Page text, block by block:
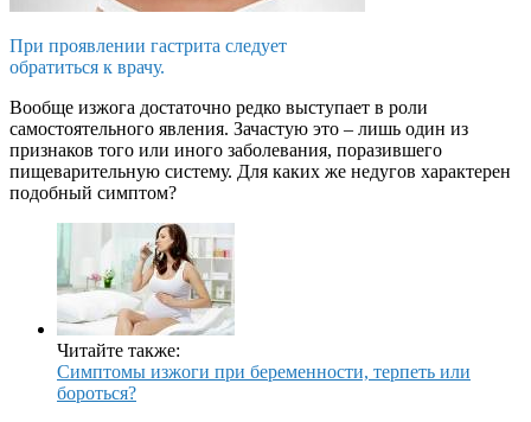
При проявлении гастрита следует
обратиться к врачу.
Вообще изжога достаточно редко выступает в роли
самостоятельного явления. Зачастую это – лишь один из
признаков того или иного заболевания, поразившего
пищеварительную систему. Для каких же недугов характерен
подобный симптом?
Читайте также:
Симптомы изжоги при беременности, терпеть или
бороться?